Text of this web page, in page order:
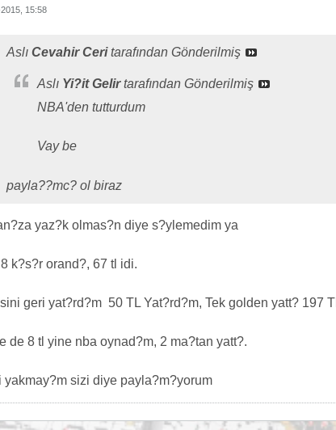
15:58
Aslı Cevahir Ceritarafından Gönderilmiş
Aslı Yi?it Gelirtarafından Gönderilmiş
NBA'den tutturdum
Vay be
payla??mc? ol biraz
yaz?k olmas?n diye s?ylemedim ya
k?s?r orand?, 67 tl idi.
geri yat?rd?m 50 TL Yat?rd?m, Tek golden yatt? 197 Tl
de 8 tl yine nba oynad?m, 2 ma?tan yatt?.
yakmay?m sizi diye payla?m?yorum